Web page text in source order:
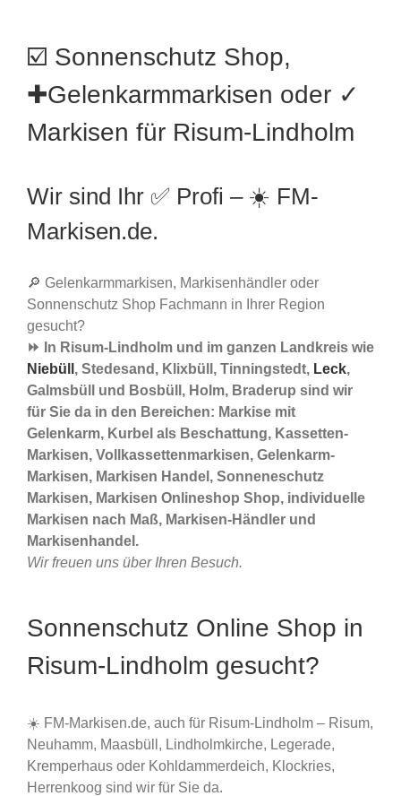
☑️ Sonnenschutz Shop,
✚Gelenkarmmarkisen oder ✓
Markisen für Risum-Lindholm
Wir sind Ihr ✅ Profi – ☀️ FM-
Markisen.de.
🔎 Gelenkarmmarkisen, Markisenhändler oder
Sonnenschutz Shop Fachmann in Ihrer Region
gesucht?
⏩ In Risum-Lindholm und im ganzen Landkreis wie
Niebüll , Stedesand, Klixbüll, Tinningstedt, Leck,
Galmsbüll und Bosbüll, Holm, Braderup sind wir
für Sie da in den Bereichen: Markise mit
Gelenkarm, Kurbel als Beschattung, Kassetten-
Markisen, Vollkassettenmarkisen, Gelenkarm-
Markisen, Markisen Handel, Sonneneschutz
Markisen, Markisen Onlineshop Shop, individuelle
Markisen nach Maß, Markisen-Händler und
Markisenhandel.
Wir freuen uns über Ihren Besuch.
Sonnenschutz Online Shop in
Risum-Lindholm gesucht?
☀️ FM-Markisen.de, auch für Risum-Lindholm – Risum,
Neuhamm, Maasbüll, Lindholmkirche, Legerade,
Kremperhaus oder Kohldammerdeich, Klockries,
Herrenkoog sind wir für Sie da.